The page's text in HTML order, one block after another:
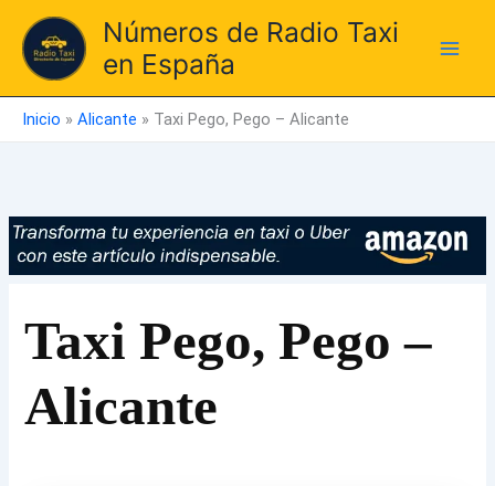
contenido
Números de Radio Taxi
en España
Inicio » Alicante » Taxi Pego, Pego – Alicante
Taxi Pego, Pego –
Alicante